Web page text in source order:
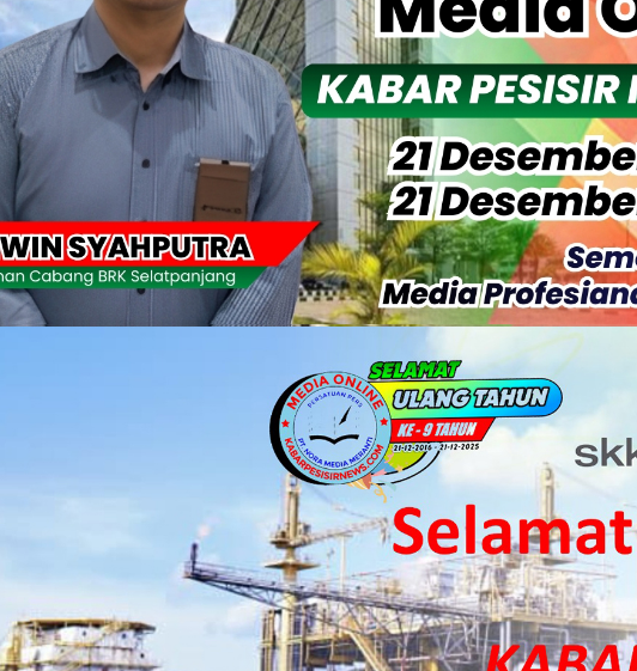
Serahkan Santunan BPJS Rp52 Juta, Optimalisasi Pelaksanaan
Lahan Ulayat Desa Palas, Sekoci24.co Resmi Layangkan Surat
30 Putra-Putri Terbaik Disiapkan Kibarkan Merah Putih
Konektivitas Pascabencana, HKI Rampungkan Penanganan Jalur Lembah
Lepas 77 Kontingen Pramuka Meranti Ikuti Jambore Nasional XII 2026 di
Meranti Gelar Ekspedisi Merah Putih" Jalin Sinergitas dengan
Panjang Minta Maaf, Janji Datangkan Mesin Sewa Atasi Pemadaman di
Merbau dan Kecamatan Putri Puyu Tuntut PLN: Hentikan
Bersama OPP Teluk Belitung, Dan Perwakilan Masyarakat Desa Se-
Perkuat Sinergi dengan Danposal Selatpanjang, Bahas Stabilitas
di Banglas Barat Cup II, Pemkab Meranti Dorong Lahirnya Atlet